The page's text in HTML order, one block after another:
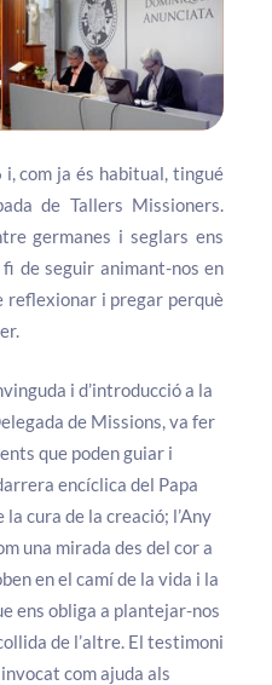
com ja és habitual, tingué
de Tallers Missioners.
germanes i seglars ens
de seguir animant-nos en
i pregar perquè
i d’introducció a la
de Missions, va fer
que poden guiar i
encíclica del Papa
la cura de la creació; l’Any
una mirada des del cor a
en el camí de la vida i la
ens obliga a plantejar-nos
de l’altre. El testimoni
com ajuda als